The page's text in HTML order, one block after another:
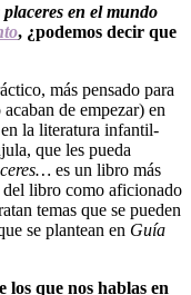
placeres en el mundo
, ¿podemos decir que
más pensado para
de empezar) en
la literatura infantil-
que les pueda
es un libro más
libro como aficionado
temas que se pueden
se plantean en Guía
los que nos hablas en